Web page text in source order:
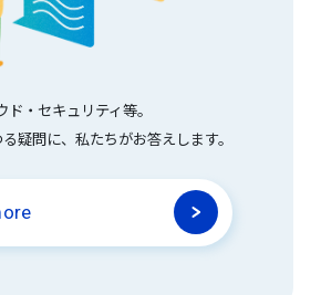
ド・セキュリティ等。
疑問に、私たちがお答えします。